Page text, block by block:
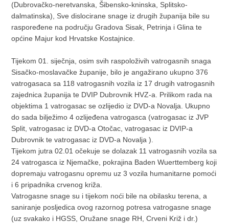
(Dubrovačko-neretvanska, Šibensko-kninska, Splitsko-
dalmatinska), Sve dislocirane snage iz drugih županija bile su
raspoređene na području Gradova Sisak, Petrinja i Glina te
općine Majur kod Hrvatske Kostajnice.
Tijekom 01. siječnja, osim svih raspoloživih vatrogasnih snaga
Sisačko-moslavačke županije, bilo je angažirano ukupno 376
vatrogasaca sa 118 vatrogasnih vozila iz 17 drugih vatrogasnih
zajednica županija te DVIP Dubrovnik HVZ-a. Prilikom rada na
objektima 1 vatrogasac se ozlijedio iz DVD-a Novalja. Ukupno
do sada bilježimo 4 ozlijeđena vatrogasca (vatrogasac iz JVP
Split, vatrogasac iz DVD-a Otočac, vatrogasac iz DVIP-a
Dubrovnik te vatrogasac iz DVD-a Novalja ).
Tijekom jutra 02.01 očekuje se dolazak 11 vatrogasnih vozila sa
24 vatrogasca iz Njemačke, pokrajina Baden Wuerttemberg koji
dopremaju vatrogasnu opremu uz 3 vozila humanitarne pomoći
i 6 pripadnika crvenog križa.
Vatrogasne snage su i tijekom noći bile na obilasku terena, a
saniranje posljedica ovog razornog potresa vatrogasne snage
(uz svakako i HGSS, Oružane snage RH, Crveni Križ i dr.)